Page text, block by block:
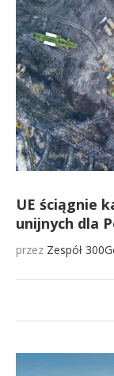
UE ściągnie
unijnych dla
przez Zespół